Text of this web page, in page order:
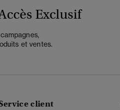
Exclusif
et ventes.
client